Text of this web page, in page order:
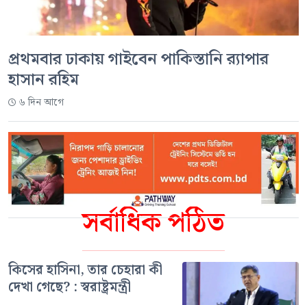
সর্বাধিক পঠিত
কিসের হাসিনা, তার চেহারা কী
দেখা গেছে? : স্বরাষ্ট্রমন্ত্রী
প্রথমবার ঢাকায় গাইবেন পাকিস্তানি র‍্যাপার
হাসান রহিম
৬ দিন আগে